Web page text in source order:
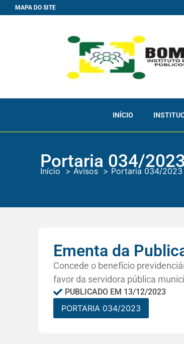
MAPA DO SITE
INÍCIO
Portaria 034/
Início Avisos Portaria 034/2023
Ementa da
Concede o benefício
favor da servidora pública
PUBLICADO EM 13/12/2023
PORTARIA 034/2023